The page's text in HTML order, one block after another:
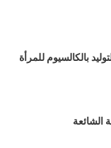
بالكالسيوم للمرأة
الشائعة